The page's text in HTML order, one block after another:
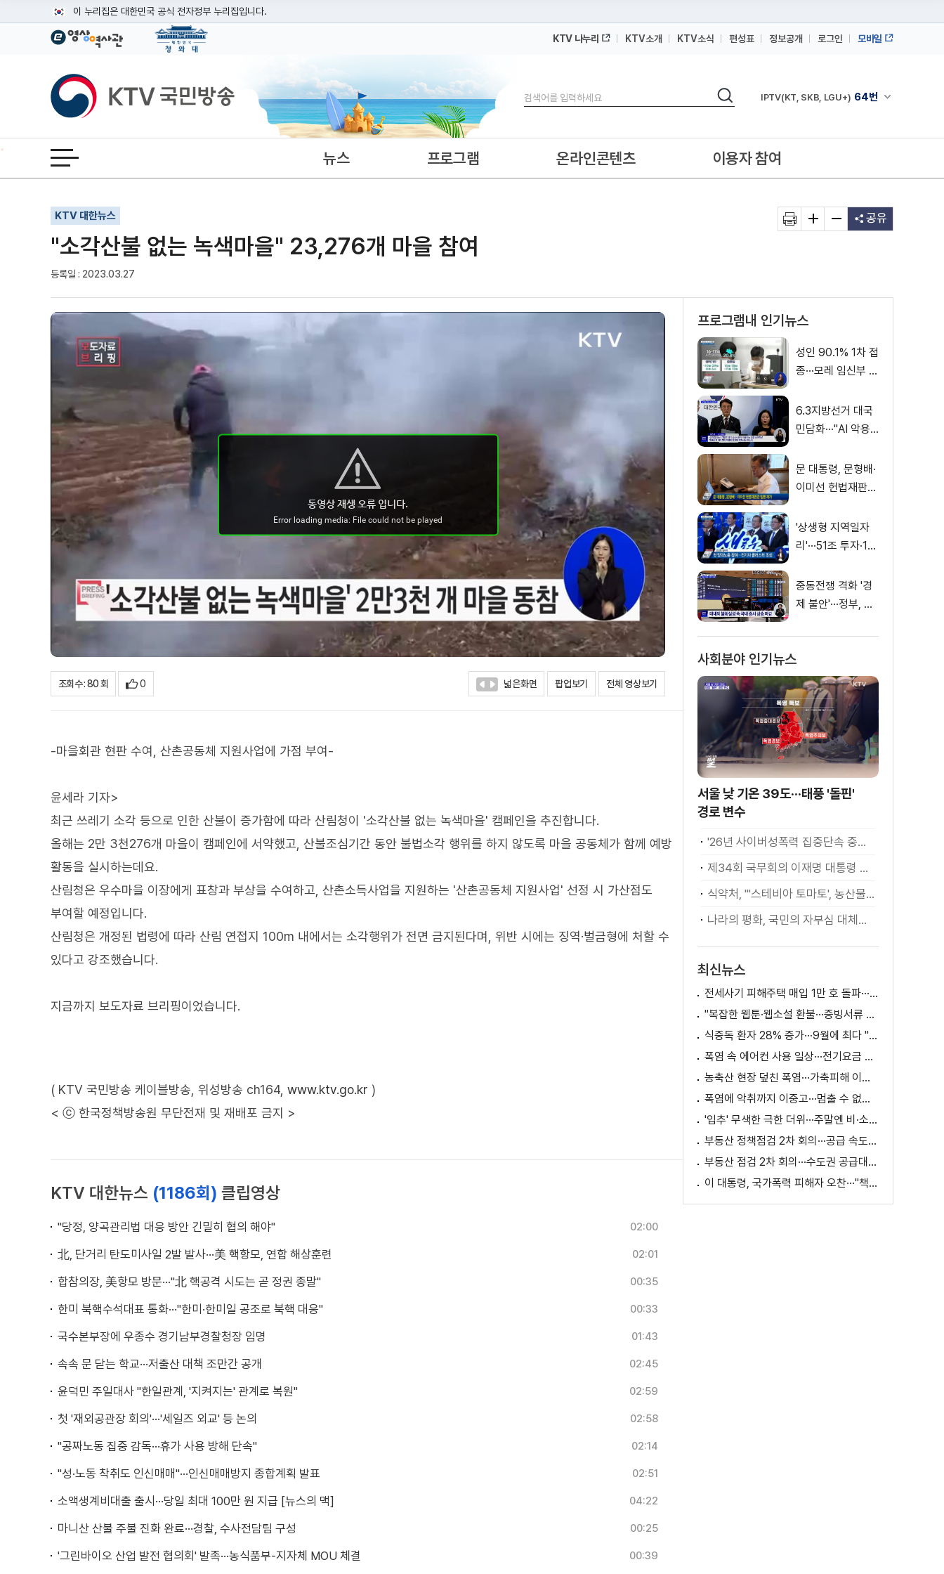
이 누리집은 대한민국 공식 전자정부 누리집입니다.
공식 누리집 주소 확인하기
이밖에 or.kr 또는 .kr등 다른 도메인 주소를 사용하고 있다면 아래 URL에서 도메인 주소를 확인해 보세요
운영중인 공식 누리집보기
KTV 나누리 KTV소개 KTV소식 편성표 정보공개 로그인 모바일
KTV국민방송
검색
검색 채널안내 펼쳐
IPTV(KT, SKB, LGU+) 64번
IPTV(KT, SKB, LGU+)
전체메뉴 열기 뉴스 프로그램 온라인콘텐츠 이용자 참여
KTV 대한뉴스
"소각산불 없는 녹색마을" 23,276개 마을 참여
등록일 : 2023.03.27
기사인쇄
글자확대
글자축소 공유
조회수 : 80 회 0 넓은화면 팝업보기 전체 영상보기
-마을회관 현판 수여, 산촌공동체 지원사업에 가점 부여-
윤세라 기자>
최근 쓰레기 소각 등으로 인한 산불이 증가함에 따라 산림청이 '소각산불 없는 녹색마을' 캠페인을 추진합니다.
올해는 2만 3천276개 마을이 캠페인에 서약했고, 산불조심기간 동안 불법소각 행위를 하지 않도록 마을 공동체가 함께 예방
활동을 실시하는데요.
산림청은 우수마을 이장에게 표창과 부상을 수여하고, 산촌소득사업을 지원하는 '산촌공동체 지원사업' 선정 시 가산점도
부여할 예정입니다.
산림청은 개정된 법령에 따라 산림 연접지 100m 내에서는 소각행위가 전면 금지된다며, 위반 시에는 징역·벌금형에 처할 수
있다고 강조했습니다.
지금까지 보도자료 브리핑이었습니다.
( KTV 국민방송 케이블방송, 위성방송 ch164, www.ktv.go.kr )
< ⓒ 한국정책방송원 무단전재 및 재배포 금지 >
KTV 대한뉴스 (1186회) 클립영상
"당정, 양곡관리법 대응 방안 긴밀히 협의 해야" 02:00
北, 단거리 탄도미사일 2발 발사···美 핵항모, 연합 해상훈련 02:01
합참의장, 美항모 방문···"北 핵공격 시도는 곧 정권 종말" 00:35
한미 북핵수석대표 통화···"한미·한미일 공조로 북핵 대응" 00:33
국수본부장에 우종수 경기남부경찰청장 임명 01:43
속속 문 닫는 학교···저출산 대책 조만간 공개 02:45
윤덕민 주일대사 "한일관계, '지켜지는' 관계로 복원" 02:59
첫 '재외공관장 회의'···'세일즈 외교' 등 논의 02:58
"공짜노동 집중 감독···휴가 사용 방해 단속" 02:14
"성·노동 착취도 인신매매"···인신매매방지 종합계획 발표 02:51
소액생계비대출 출시···당일 최대 100만 원 지급 [뉴스의 맥] 04:22
마니산 산불 주불 진화 완료···경찰, 수사전담팀 구성 00:25
'그린바이오 산업 발전 협의회' 발족···농식품부-지자체 MOU 체결 00:39
프로그램내 인기뉴스
성인 90.1% 1차 접
종···모레 임신부 사
6.3지방선거 대국
민담화···"AI 악용
문 대통령, 문형배·
이미선 헌법재판관
'상생형 지역일자
리'···51조 투자·13
중동전쟁 격화 '경
제 불안'···정부, 금
소화
사회분야 인기뉴스
서울 낮 기온 39도···태풍 '돌핀'
경로 변수
'26년 사이버성폭력 집중단속 중간성과 발표···향후 추진계획은?
제34회 국무회의 이재명 대통령 모두발언
식약처, "'스테비아 토마토', 농산물 아닌 가공식품"
나라의 평화, 국민의 자부심 대체불가 대한민국 이재명 대통령 모두말씀
최신뉴스
전세사기 피해주택 매입 1만 호 돌파···피해 지원 속도
"복잡한 웹툰·웹소설 환불···증빙서류 요구까지"
식중독 환자 28% 증가···9월에 최다 "입추 방심 금물"
폭염 속 에어컨 사용 일상···전기요금 줄이려면?
농축산 현장 덮친 폭염···가축피해 이틀 새 28만 마리↑
폭염에 악취까지 이중고···멈출 수 없는 필수노동
'입추' 무색한 극한 더위···주말엔 비·소나기
부동산 정책점검 2차 회의···공급 속도전 본격화하나
부동산 점검 2차 회의···수도권 공급대책 논의
이 대통령, 국가폭력 피해자 오찬···"책임지고 치유"